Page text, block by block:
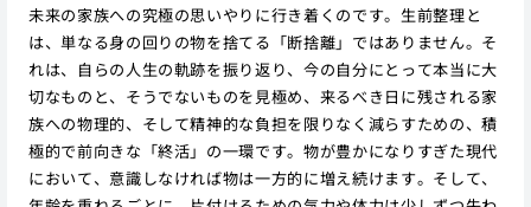
未来の家族への究極の思いやりに行き着くのです。生前整理と
は、単なる身の回りの物を捨てる「断捨離」ではありません。そ
れは、自らの人生の軌跡を振り返り、今の自分にとって本当に大
切なものと、そうでないものを見極め、来るべき日に残される家
族への物理的、そして精神的な負担を限りなく減らすための、積
極的で前向きな「終活」の一環です。物が豊かになりすぎた現代
において、意識しなければ物は一方的に増え続けます。そして、